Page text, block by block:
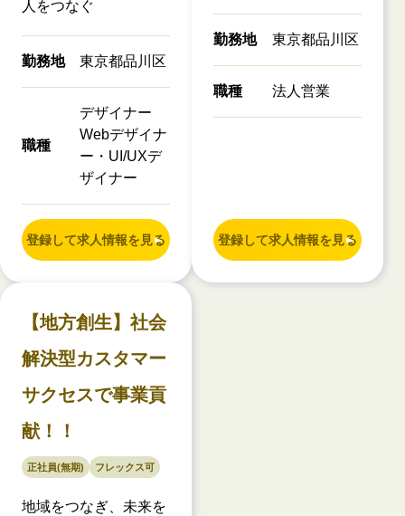
人をつなぐ
勤務地 東京都品川区
職種
デザイナー
Webデザイナ
ー・UI/UXデ
ザイナー
登録して求人情報を見る
勤務地 東京都品川区
職種 法人営業
登録して求人情報を見る
【地方創生】社会
解決型カスタマー
サクセスで事業貢
献！！
正社員(無期) フレックス可
地域をつなぎ、未来を